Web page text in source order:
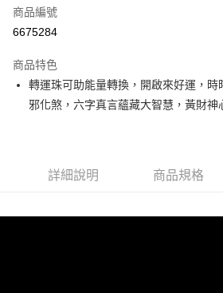
成交易。
3.實際核准額度、可分期數及費用金額請依後續
消。如遇「轉專審核」未通過狀況，表示未達大
法說明評估內容。
【繳款方式說明】
1.分期款項不併入電信帳單，「大哥付你分期」
【注意事項】
買賣價金債權讓與本公司後，依約使用本公司帳
運送方式
付款後全家取貨(訂單門檻$4000以下)
付款後萊爾富取貨(訂單門檻$4000以下)
每筆NT$120，滿NT$1,500(含以上)免運費
商品編號
6675284
商品特色
轉運珠可助能量轉換，開啟來好運，
邪化煞，六字真言蘊藏大智慧，黃財神
詳細說明 商品規格